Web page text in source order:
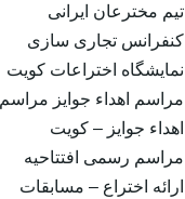
تیم مخترعان ایرانی
کنفرانس تجاری سازی
نمایشگاه اختراعات کویت
مراسم اهداء جوایز مراسم
اهداء جوایز – کویت
مراسم رسمی افتتاحیه
ارائه اختراع – مسابقات